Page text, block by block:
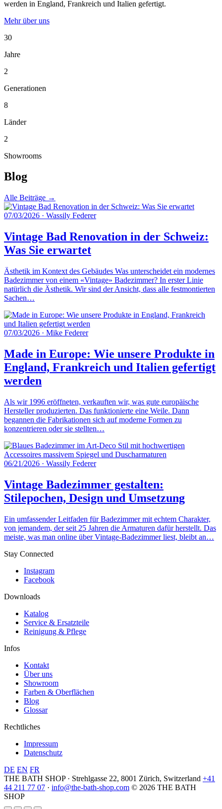
werden in England, Frankreich und Italien gefertigt.
Mehr über uns
30
Jahre
2
Generationen
8
Länder
2
Showrooms
Blog
Alle Beiträge →
07/03/2026 · Wassily Federer
Vintage Bad Renovation in der Schweiz:
Was Sie erwartet
Ästhetik im Kontext des Gebäudes Was unterscheidet ein modernes
Badezimmer von einem «Vintage» Badezimmer? In erster Linie
natürlich die Ästhetik. Wir sind der Ansicht, dass alle festmontierten
Sachen…
07/03/2026 · Mike Federer
Made in Europe: Wie unsere Produkte in
England, Frankreich und Italien gefertigt
werden
Als wir 1996 eröffneten, verkauften wir, was gute europäische
Hersteller produzierten. Das funktionierte eine Weile. Dann
begannen die Fabrikationen sich auf moderne Formen zu
konzentrieren oder sie stellten…
06/21/2026 · Wassily Federer
Vintage Badezimmer gestalten:
Stilepochen, Design und Umsetzung
Ein umfassender Leitfaden für Badezimmer mit echtem Charakter,
von jemandem, der seit 25 Jahren die Armaturen dafür herstellt. Das
meiste, was man online über Vintage-Badezimmer liest, bleibt an…
Stay Connected
Instagram
Facebook
Downloads
Katalog
Service & Ersatzteile
Reinigung & Pflege
Infos
Kontakt
Über uns
Showroom
Farben & Oberflächen
Blog
Glossar
Rechtliches
Impressum
Datenschutz
DE EN FR
THE BATH SHOP · Strehlgasse 22, 8001 Zürich, Switzerland +41
44 211 77 07 · info@the-bath-shop.com © 2026 THE BATH
SHOP